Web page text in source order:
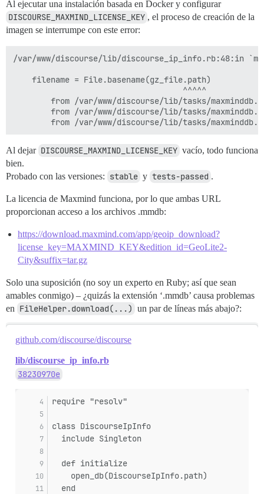
Al ejecutar una instalación basada en Docker y configurar
DISCOURSE_MAXMIND_LICENSE_KEY , el proceso de creación de la
imagen se interrumpe con este error:
/var/www/discourse/lib/discourse_ip_info.rb:48:in
    filename = File.basename(gz_file.path)
                                    ^^^^^
from /var/www/discourse/lib/tasks/
from /var/www/discourse/lib/tasks/
Al dejar DISCOURSE_MAXMIND_LICENSE_KEY vacío, todo funciona
bien.
Probado con las versiones: stable y tests-passed .
La licencia de Maxmind funciona, por lo que ambas URL
proporcionan acceso a los archivos .mmdb:
https://download.maxmind.com/app/geoip_download?
license_key=MAXMIND_KEY&edition_id=GeoLite2-
City&suffix=tar.gz
Solo una suposición (no soy un experto en Ruby; así que sean
amables conmigo) – ¿quizás la extensión ‘.mmdb’ causa problemas
en FileHelper.download(...) un par de líneas más abajo?:
github.com/discourse/discourse
lib/discourse_ip_info.rb
38230970e
require "resolv"
class DiscourseIpInfo
  include Singleton
  def initialize
    open_db(DiscourseIpInfo.path)
  end